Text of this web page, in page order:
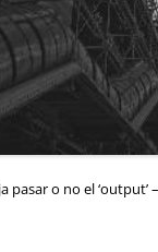
o no el ‘output’